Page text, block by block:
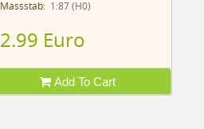
Massstab: 1:87 (H0)
2.99 Euro
Add To Cart